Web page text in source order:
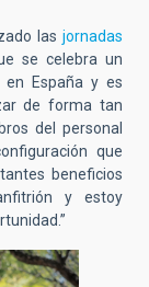
las jornadas
se celebra un
España y es
de forma tan
del personal
que
beneficios
y estoy